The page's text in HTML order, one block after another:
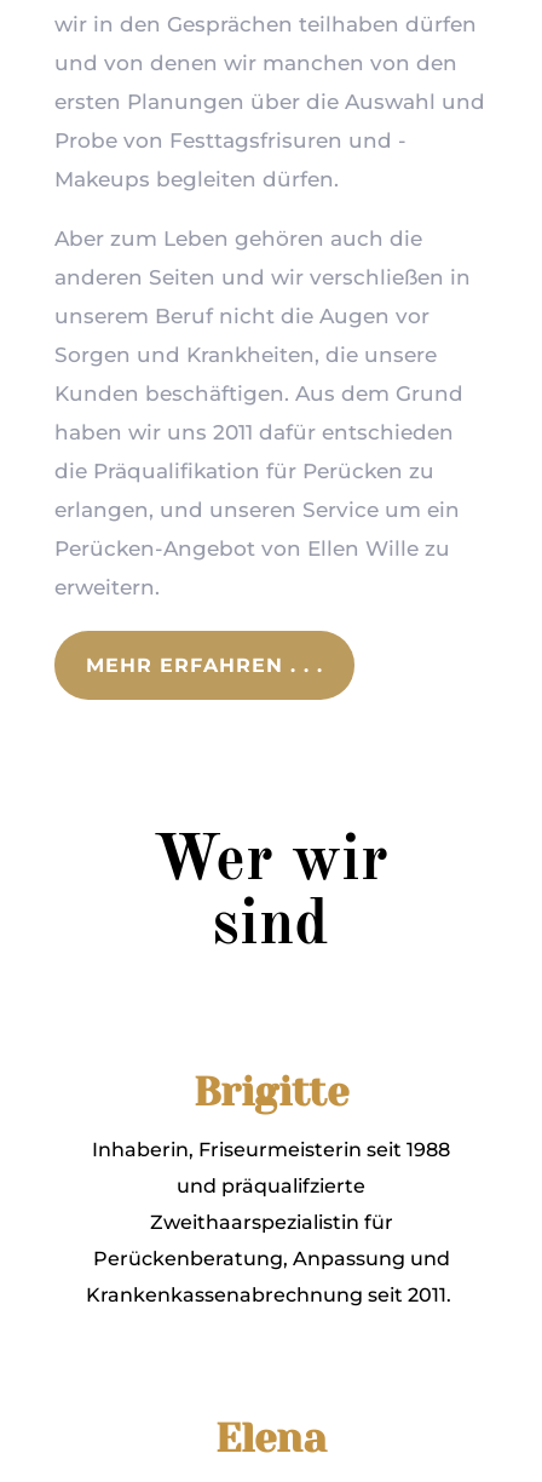
wir in den Gesprächen teilhaben dürfen
und von denen wir manchen von den
ersten Planungen über die Auswahl und
Probe von Festtagsfrisuren und -
Makeups begleiten dürfen.
Aber zum Leben gehören auch die
anderen Seiten und wir verschließen in
unserem Beruf nicht die Augen vor
Sorgen und Krankheiten, die unsere
Kunden beschäftigen. Aus dem Grund
haben wir uns 2011 dafür entschieden
die Präqualifikation für Perücken zu
erlangen, und unseren Service um ein
Perücken-Angebot von Ellen Willezu
erweitern.
MEHR ERFAHREN . . .
Wer wir
sind
Brigitte
Inhaberin, Friseurmeisterin seit 1988
und präqualifzierte
Zweithaarspezialistin für
Perückenberatung, Anpassung und
Krankenkassenabrechnung seit 2011.
Elena